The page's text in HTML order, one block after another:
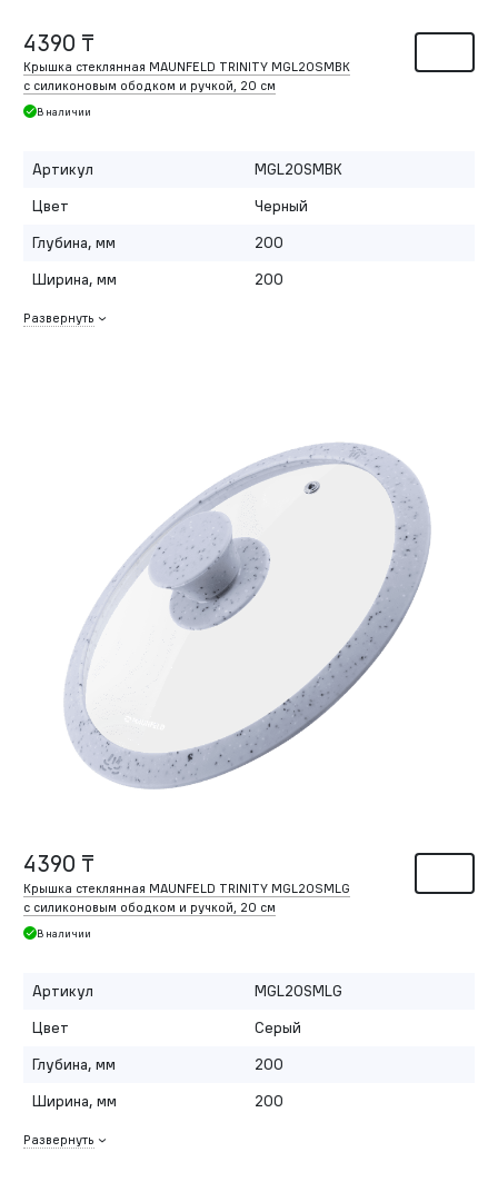
4390 ₸
Крышка стеклянная MAUNFELD TRINITY MGL20SMBK
с силиконовым ободком и ручкой, 20 см
В наличии
Артикул
MGL20SMBK
Цвет
Черный
Глубина, мм
200
Ширина, мм
200
Развернуть
4390 ₸
Крышка стеклянная MAUNFELD TRINITY MGL20SMLG
с силиконовым ободком и ручкой, 20 см
В наличии
Артикул
MGL20SMLG
Цвет
Серый
Глубина, мм
200
Ширина, мм
200
Развернуть